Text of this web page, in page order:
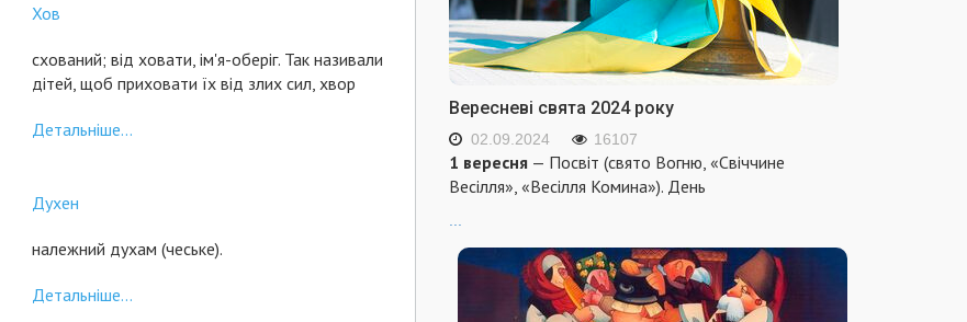
Хов
схований; від ховати, ім'я-оберіг. Так називали
дітей, щоб приховати їх від злих сил, хвор
Детальніше...
Духен
належний духам (чеське).
Детальніше...
Вересневі свята 2024 року
02.09.2024 16107
1 вересня — Посвіт (свято Вогню, «Свіччине
Весілля», «Весілля Комина»). День
...